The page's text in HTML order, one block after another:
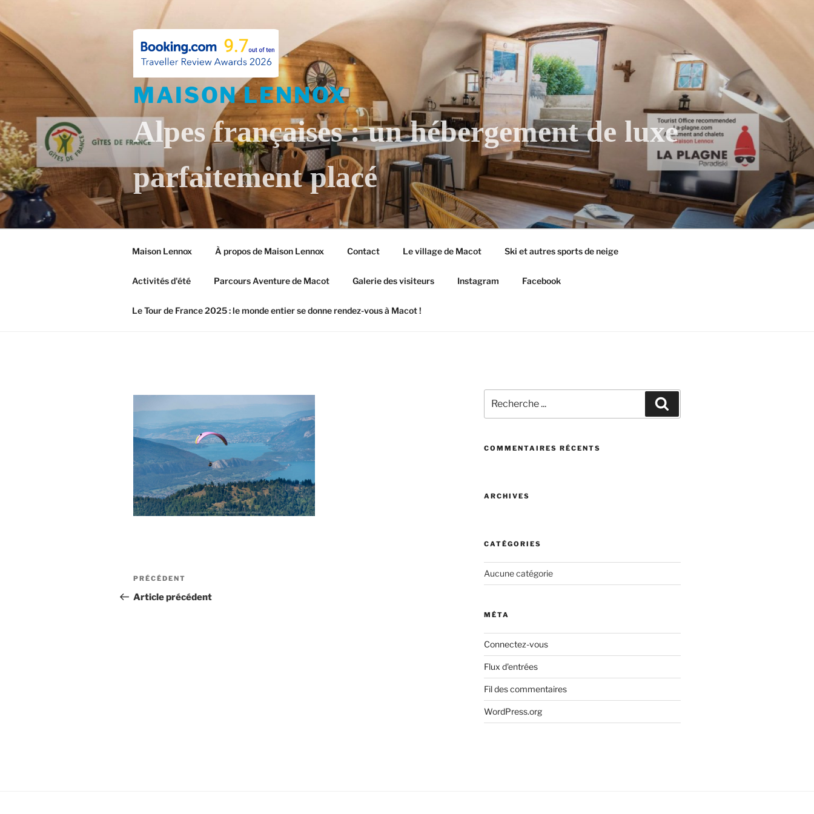
to
content
MAISON LENNOX
Alpes françaises : un hébergement de luxe
parfaitement placé
Maison Lennox À propos de Maison Lennox Contact Le village de Macot Ski et autres sports de neige
Activités d'été Parcours Aventure de Macot Galerie des visiteurs Instagram Facebook
Le Tour de France 2025 : le monde entier se donne rendez-vous à Macot !
Post
navigation
Article
précédent
PRÉCÉDENT
Article précédent
COMMENTAIRES RÉCENTS
ARCHIVES
CATÉGORIES
Aucune catégorie
MÉTA
Connectez-vous
Flux d'entrées
Fil des commentaires
WordPress.org